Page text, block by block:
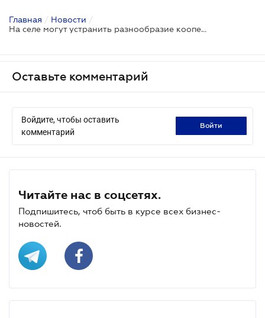
Главная / Новости /
На селе могут устранить разнообразие кооперативов
Оставьте комментарий
Войдите, чтобы оставить
комментарий
войти
Читайте нас в соцсетях.
Подпишитесь, чтоб быть в курсе всех бизнес-
новостей.